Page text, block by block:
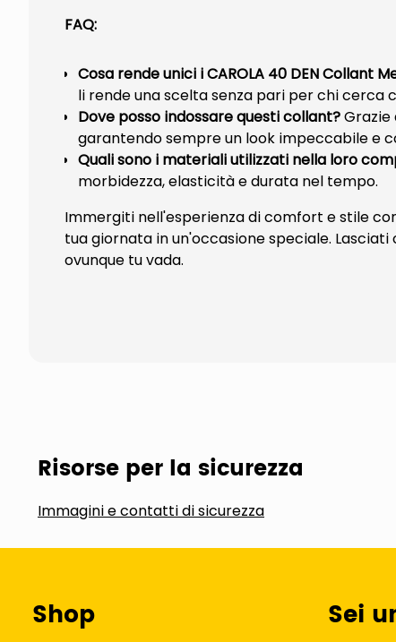
FAQ:
Cosa rende unici i CAROLA 40 DEN Collant
li rende una scelta senza pari per chi cerca
Dove posso indossare questi collant?Grazie
garantendo sempre un look impeccabile e
Quali sono i materiali utilizzati nella loro
morbidezza, elasticità e durata nel tempo.
Immergiti nell'esperienza di comfort e stile
tua giornata in un'occasione speciale.
ovunque tu vada.
Risorse per la sicurezza
Immagini e contatti di sicurezza
Shop Sei